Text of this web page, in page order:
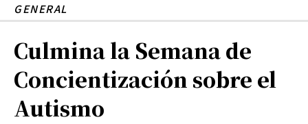
GENERAL
Culmina la Semana de
Concientización sobre el
Autismo